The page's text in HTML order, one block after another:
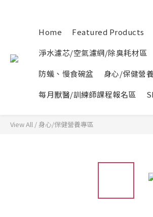
Home Featured Products
淨水濾芯/空氣濾網/除臭耗材區
防蟻、慢食碗盆
身心/保健營
每月獸醫/訓練師課程報名區
View All / 身心/保健營養專區